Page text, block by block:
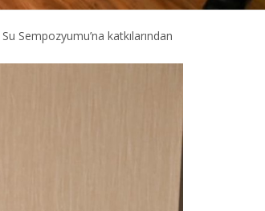
Sempozyumu’na katkılarından